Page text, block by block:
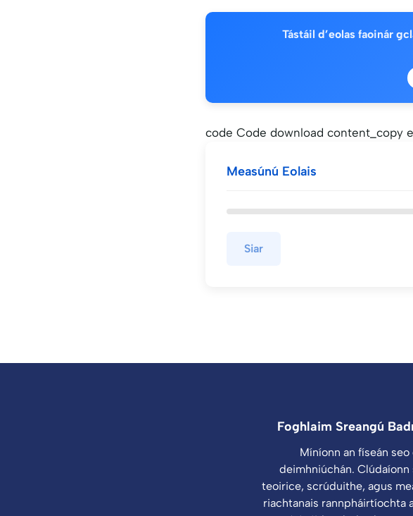
Tástáil d’eolas faoinár
code Code download content_copy
Measúnú Eolais
Siar
Foghlaim Sreangú
Míníonn an físeán
deimhniúchán.
teoirice, scrúduithe, agus
riachtanais rannpháirtíochta